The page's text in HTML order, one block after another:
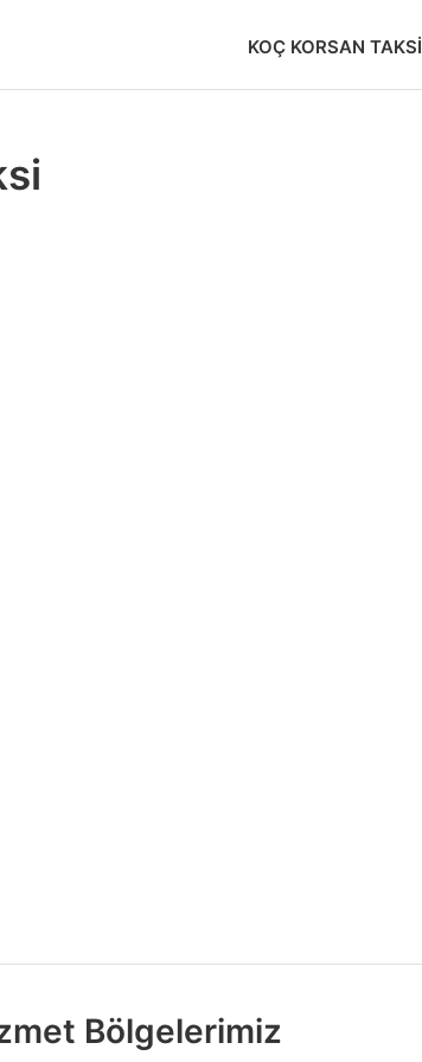
KOÇ KORSAN TAKSI
Bölgelerimiz